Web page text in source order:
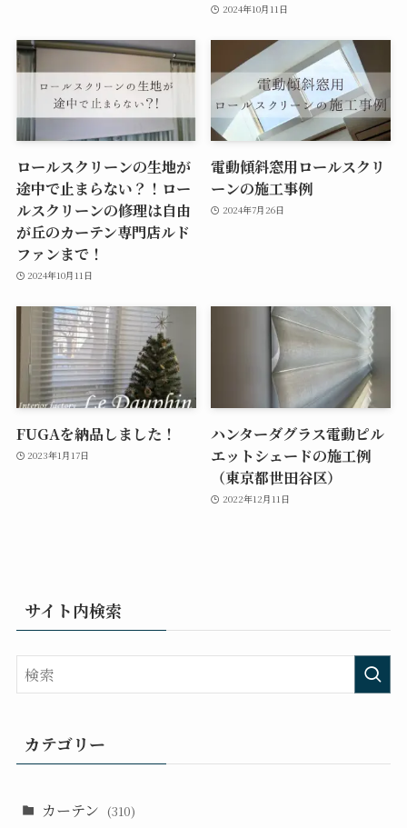
2024年10月11日
ロールスクリーンの生地が
途中で止まらない？！ロー
ルスクリーンの修理は自由
が丘のカーテン専門店ルド
ファンまで！
2024年10月11日
電動傾斜窓用ロールスクリ
ーンの施工事例
2024年7月26日
FUGAを納品しました！
2023年1月17日
ハンターダグラス電動ピル
エットシェードの施工例
（東京都世田谷区）
2022年12月11日
サイト内検索
カテゴリー
カーテン (310)